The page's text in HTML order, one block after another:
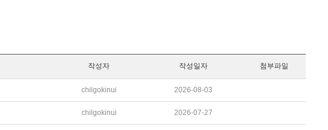
작성자 작성일자 첨부파일
chilgokinui 2026-08-03
chilgokinui 2026-07-27